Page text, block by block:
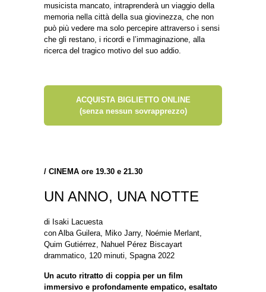
musicista mancato, intraprenderà un viaggio della
memoria nella città della sua giovinezza, che non
può più vedere ma solo percepire attraverso i sensi
che gli restano, i ricordi e l’immaginazione, alla
ricerca del tragico motivo del suo addio.
ACQUISTA BIGLIETTO ONLINE
(senza nessun sovrapprezzo)
/ CINEMA ore 19.30 e 21.30
UN ANNO, UNA NOTTE
di Isaki Lacuesta
con Alba Guilera, Miko Jarry, Noémie Merlant,
Quim Gutiérrez, Nahuel Pérez Biscayart
drammatico, 120 minuti, Spagna 2022
Un acuto ritratto di coppia per un film
immersivo e profondamente empatico, esaltato